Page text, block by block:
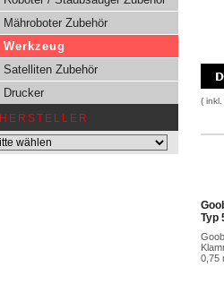
Mähroboter Zubehör
Werkzeug
Satelliten Zubehör
Drucker
HERSTELLER
( inkl.
Typ
0,75